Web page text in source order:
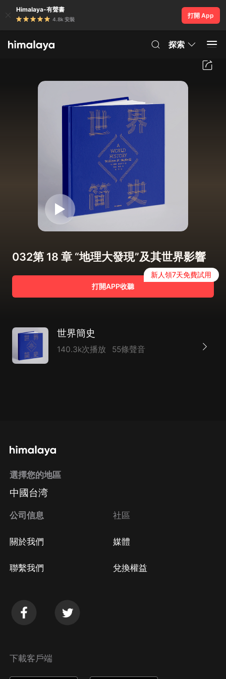
Himalaya-有聲書
4.8k 安裝
打開 App
探索
032第 18 章 “地理大發現”及其世界影響
打開APP收聽
新人領7天免費試用
世界簡史
140.3k次播放 55條聲音
選擇您的地區
中國台湾
公司信息
關於我們
聯繫我們
社區
媒體
兌換權益
下載客戶端